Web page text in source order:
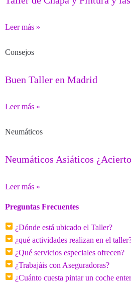
Leer más »
Consejos
Buen Taller en Madrid
Leer más »
Neumáticos
Neumáticos Asiáticos
Leer más »
Preguntas Frecuentes
¿Dónde está ubicado el Taller?
¿qué actividades realizan en el
¿Qué servicios especiales ofrecen?
¿Trabajáis con Aseguradoras?
¿Cuánto cuesta pintar un coche